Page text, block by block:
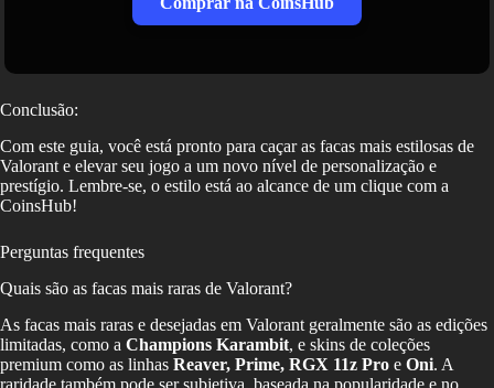
Conclusão:
Com este guia, você está pronto para caçar as facas mais estilosas de
Valorant e elevar seu jogo a um novo nível de personalização e
prestígio. Lembre-se, o estilo está ao alcance de um clique com a
CoinsHub!
Perguntas frequentes
Quais são as facas mais raras de Valorant?
As facas mais raras e desejadas em Valorant geralmente são as edições
limitadas, como a Champions Karambit, e skins de coleções
premium como as linhas Reaver, Prime, RGX 11z Pro e Oni. A
raridade também pode ser subjetiva, baseada na popularidade e no